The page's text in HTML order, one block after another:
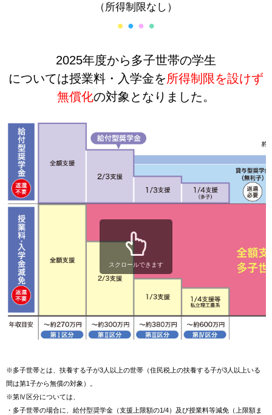
（所得制限なし）
2025年度から多子世帯の学生
については授業料・入学金を所得制限を設けず
無償化の対象となりました。
スクロールできます
※多子世帯とは、扶養する子が3人以上の世帯（住民税上の扶養する子が3人以上いる
間は第1子から無償の対象）。
※第Ⅳ区分については、
・多子世帯の場合に、給付型奨学金（支援上限額の1/4）及び授業料等減免（上限額ま